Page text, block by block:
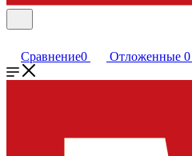
Сравнение0 Отложенные 0